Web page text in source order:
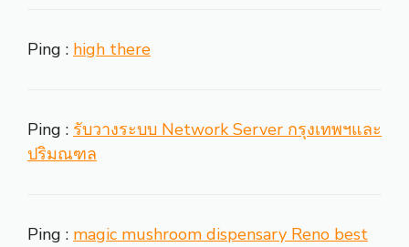
Ping : high there
Ping : รับวางระบบ Network Server กรุงเทพฯและ
ปริมณฑล
Ping : magic mushroom dispensary Reno best